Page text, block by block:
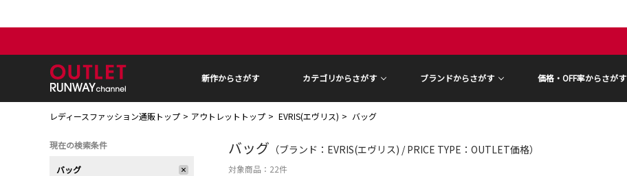
新作からさがす カテゴリからさがす ブランドからさがす 価格・OFF率からさがす
レディースファッション通販トップ アウトレットトップ EVRIS(エヴリス) バッグ
バッグ （ブランド：EVRIS(エヴリス) / PRICE TYPE：OUTLET価格）
対象商品： 22件
現在の検索条件
バッグ